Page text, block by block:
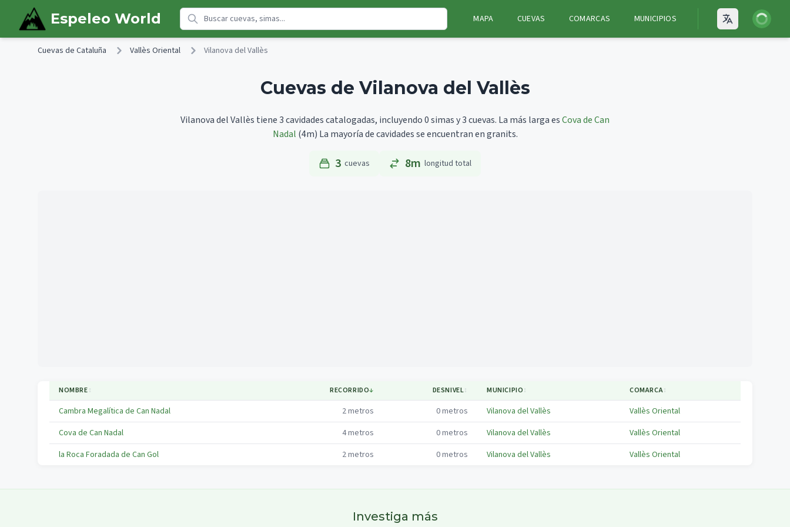
Skip to main content
Espeleo World MAPA CUEVAS COMARCAS MUNICIPIOS Open
Iniciar
Cuevas de Cataluña Vallès Oriental Vilanova del Vallès
Cuevas de Vilanova del Vallès
Vilanova del Vallès tiene 3 cavidades catalogadas, incluyendo 0 simas y 3 cuevas. La más larga esCova de Can
Nadal (4m) La mayoría de cavidades se encuentran en granits.
3 cuevas 8m longitud total
NOMBRE↕ RECORRIDO↓ DESNIVEL↕ MUNICIPIO↕ COMARCA↕
Cambra Megalítica de Can Nadal 2metros 0metros Vilanova del Vallès
Vallès Oriental
Cova de Can Nadal
4metros 0metros Vilanova del Vallès
Vallès Oriental
la Roca Foradada de Can Gol
2metros 0metros Vilanova del Vallès Vallès Oriental
Investiga más